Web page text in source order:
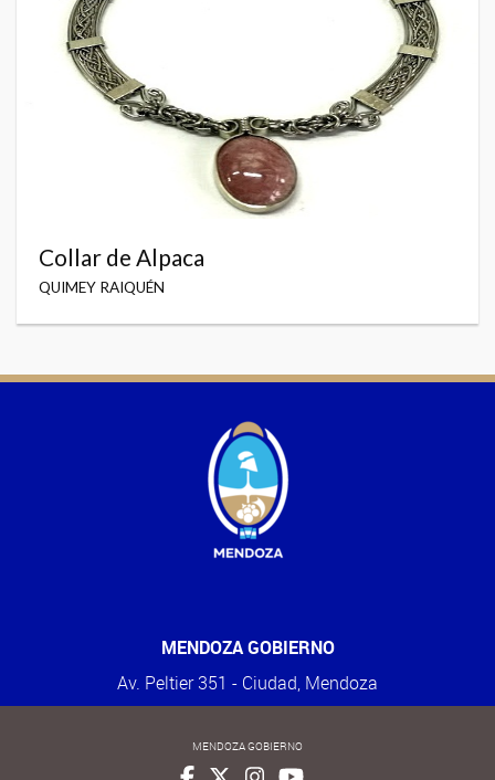
Collar de Alpaca
QUIMEY RAIQUÉN
MENDOZA GOBIERNO
Av. Peltier 351 - Ciudad, Mendoza
MENDOZA GOBIERNO